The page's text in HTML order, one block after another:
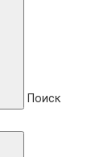
Поиск